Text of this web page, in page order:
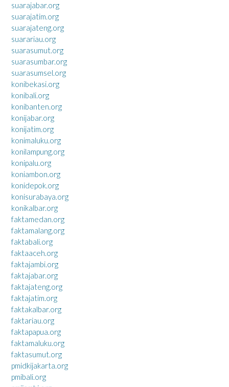
suarajabar.org
suarajatim.org
suarajateng.org
suarariau.org
suarasumut.org
suarasumbar.org
suarasumsel.org
konibekasi.org
konibali.org
konibanten.org
konijabar.org
konijatim.org
konimaluku.org
konilampung.org
konipalu.org
koniambon.org
konidepok.org
konisurabaya.org
konikalbar.org
faktamedan.org
faktamalang.org
faktabali.org
faktaaceh.org
faktajambi.org
faktajabar.org
faktajateng.org
faktajatim.org
faktakalbar.org
faktariau.org
faktapapua.org
faktamaluku.org
faktasumut.org
pmidkijakarta.org
pmibali.org